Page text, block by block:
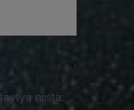
niistä.